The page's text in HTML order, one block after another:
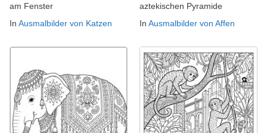
am Fenster
In Ausmalbilder von Katzen
aztekischen Pyramide
In Ausmalbilder von Affen